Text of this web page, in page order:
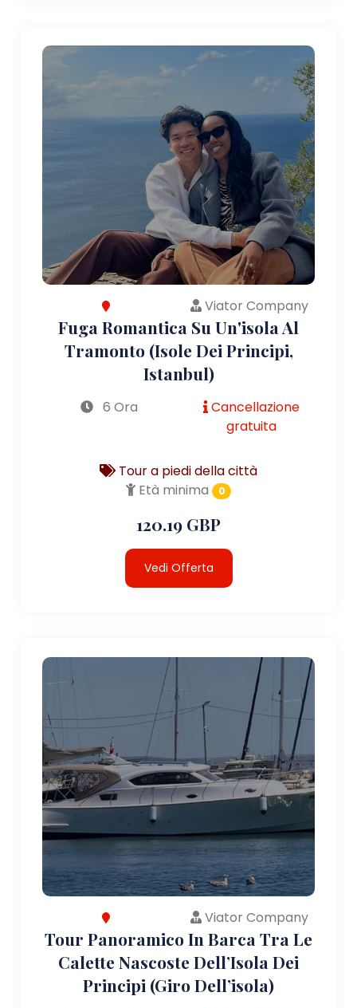
Viator Company
Fuga Romantica Su Un'isola Al
Tramonto (Isole Dei Principi,
Istanbul)
6 Ora
Cancellazione
gratuita
Tour a piedi della città
Età minima
0
120.19 GBP
Vedi Offerta
Viator Company
Tour Panoramico In Barca Tra Le
Calette Nascoste Dell’Isola Dei
Principi (giro Dell’isola)